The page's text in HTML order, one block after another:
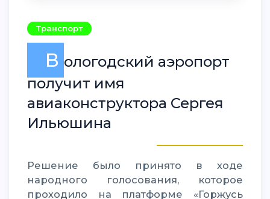
Транспорт
В ологодский аэропорт
получит имя
авиаконструктора Сергея
Ильюшина
Решение было принято в ходе
народного голосования, которое
проходило на платформе «Горжусь